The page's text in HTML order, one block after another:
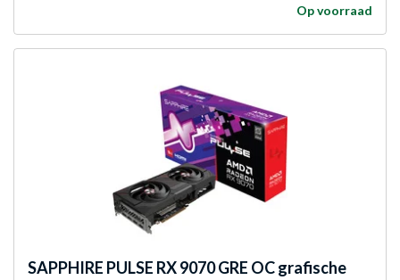
Op voorraad
SAPPHIRE PULSE RX 9070 GRE OC grafische